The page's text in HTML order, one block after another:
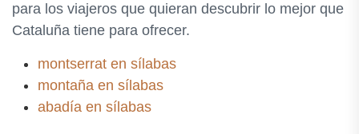
para los viajeros que quieran descubrir lo mejor que
Cataluña tiene para ofrecer.
montserrat en sílabas
montaña en sílabas
abadía en sílabas